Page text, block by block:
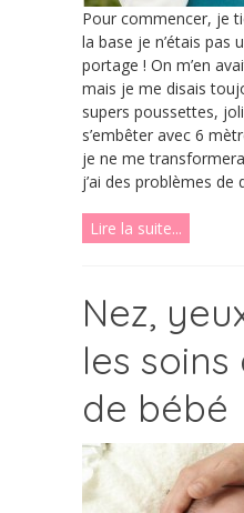
Pour commencer, je
la base je n’étais pas
portage ! On m’en
mais je me disais
supers poussettes,
s’embêter avec 6
je ne me
j’ai des problèmes de
Lire la suite...
Nez,
les
de bébé